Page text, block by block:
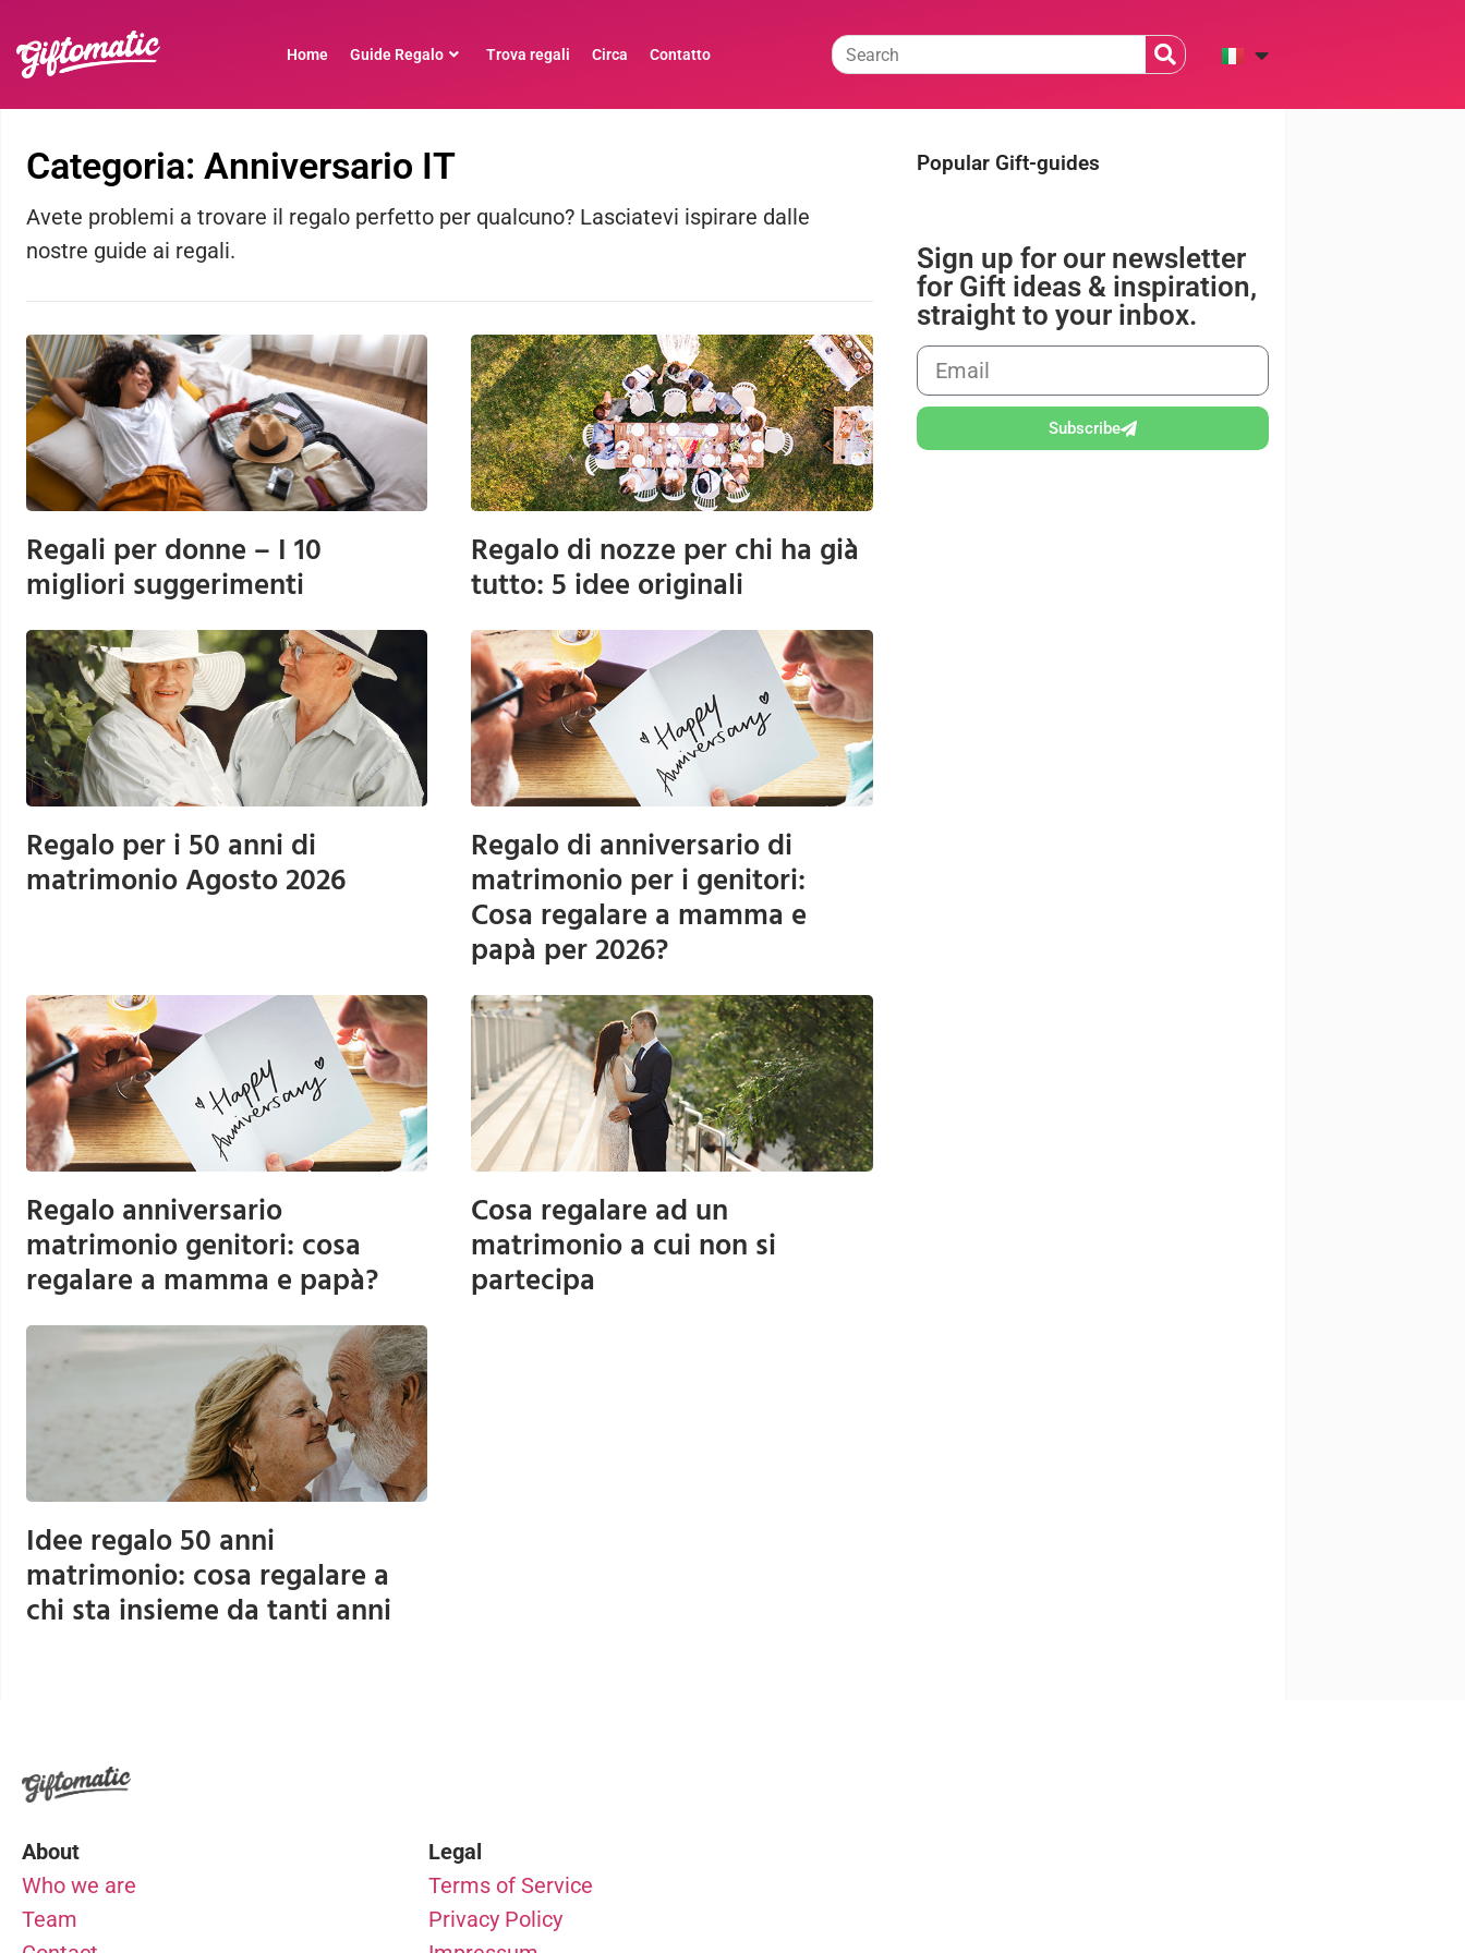
Home Guide Regalo Trova regali Circa Contatto
Categoria: Anniversario IT
Avete problemi a trovare il regalo perfetto per qualcuno? Lasciatevi ispirare dalle
nostre guide ai regali.
Regali per donne – I 10
migliori suggerimenti
Regalo di nozze per chi ha già
tutto: 5 idee originali
Regalo per i 50 anni di
matrimonio Agosto 2026
Regalo di anniversario di
matrimonio per i genitori:
Cosa regalare a mamma e
papà per 2026?
Regalo anniversario
matrimonio genitori: cosa
regalare a mamma e papà?
Cosa regalare ad un
matrimonio a cui non si
partecipa
Idee regalo 50 anni
matrimonio: cosa regalare a
chi sta insieme da tanti anni
Popular Gift-guides
Sign up for our newsletter
for Gift ideas & inspiration,
straight to your inbox.
Subscribe
About
Who we are
Team
Legal
Terms of Service
Privacy Policy